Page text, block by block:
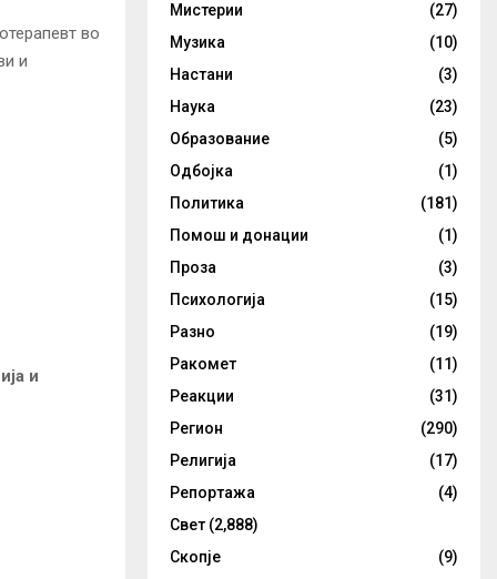
во
и
и
Мистерии
(27)
Музика
(10)
Настани
(3)
Наука
(23)
Образование
(5)
Одбојка
(1)
Политика
(181)
Помош и донации
(1)
Проза
(3)
Психологија
(15)
Разно
(19)
Ракомет
(11)
Реакции
(31)
Регион
(290)
Религија
(17)
Репортажа
(4)
Свет (2,888)
Скопје
(9)